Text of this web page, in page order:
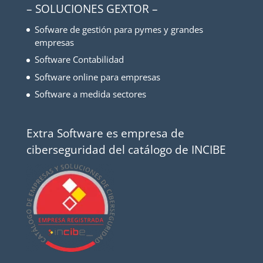
– SOLUCIONES GEXTOR –
Sofware de gestión para pymes y grandes
empresas
Software Contabilidad
Software online para empresas
Software a medida sectores
Extra Software es empresa de
ciberseguridad del catálogo de INCIBE